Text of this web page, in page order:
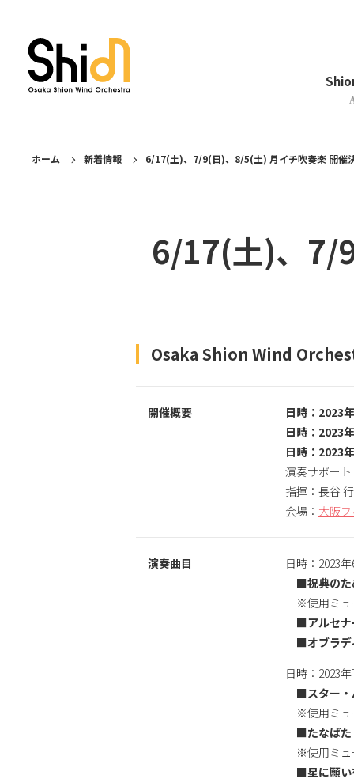
ホーム 新着情報 6/17(土)、7/9(日)、8/5(土) 月イチ吹奏楽 開催
6/17(土)、7/
Osaka Shion Wind
開催概要 日時：2023
日時：2023
日時：2023
演奏サポー
指揮：長谷
会場： 大阪
演奏曲目
日時：2023年
■祝典のた
※使用ミュ
■アルセナ
■オブラデ
日時：2023年
■スター・
※使用ミュ
■たなばた
※使用ミュ
■星に願い